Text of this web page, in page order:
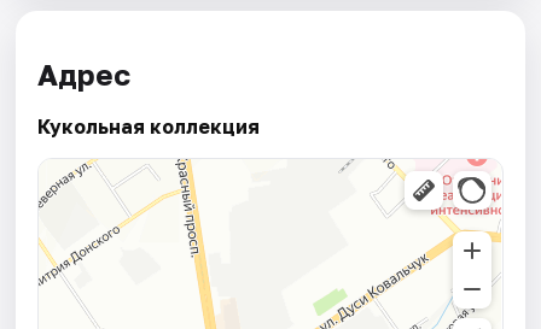
Адрес
Кукольная коллекция